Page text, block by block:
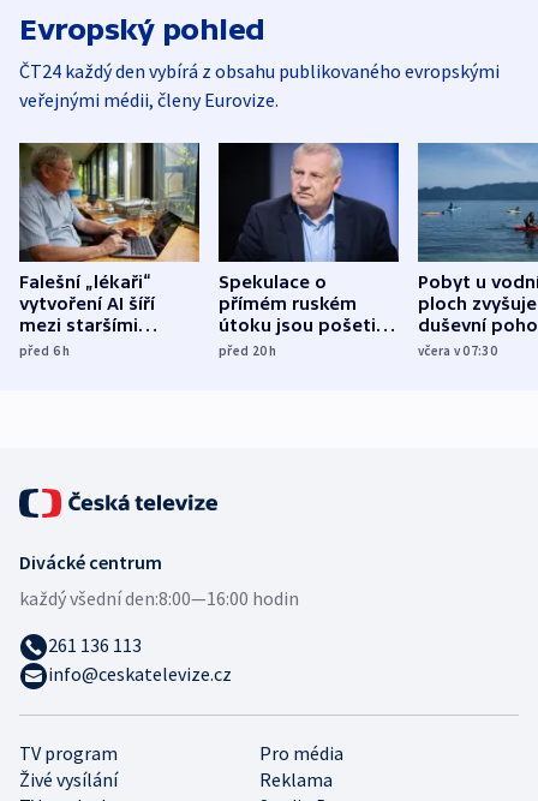
Evropský pohled
ČT24 každý den vybírá z obsahu publikovaného evropskými
veřejnými médii, členy Eurovize.
Falešní „lékaři“
vytvoření AI šíří
mezi staršími
Poláky nebezpečné
před 6h
Spekulace o
přímém ruském
útoku jsou pošetilé,
míní estonský
před 20h
Pobyt u
ploch zvyšuje
duševní
ukázala
včera v 07:30
TV program
Pro média
Živé vysílání
Reklama
Divácké centrum
každý všední den:8:00—16:00 hodin
261 136 113
info@ceskatelevize.cz